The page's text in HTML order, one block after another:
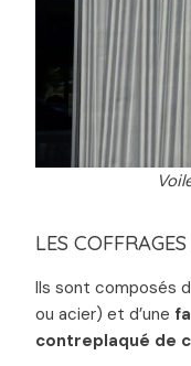
LES
Ils sont composés
ou acier) et d’une
contreplaqué de